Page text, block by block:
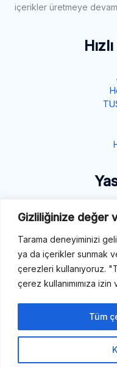
Gizliliğinize değer
Tarama deneyiminizi
ya da içerikler sunmak
çerezleri kullanıyoruz.
çerez kullanımımıza
Tüm
içerikler üretmeye
E-Mail: